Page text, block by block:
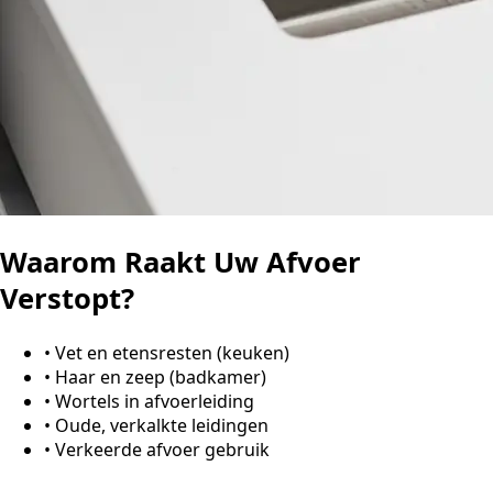
Waarom Raakt Uw Afvoer
Verstopt?
• Vet en etensresten (keuken)
• Haar en zeep (badkamer)
• Wortels in afvoerleiding
• Oude, verkalkte leidingen
• Verkeerde afvoer gebruik